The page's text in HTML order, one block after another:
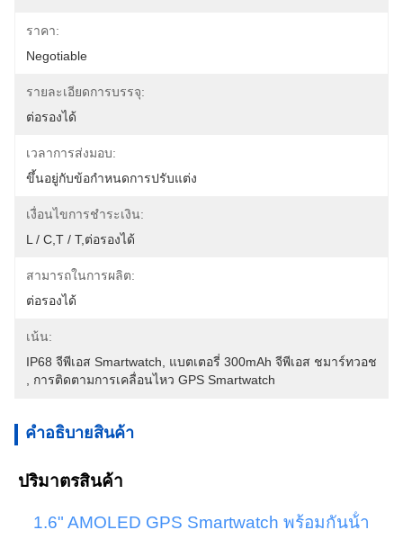
ราคา:
Negotiable
รายละเอียดการบรรจุ:
ต่อรองได้
เวลาการส่งมอบ:
ขึ้นอยู่กับข้อกำหนดการปรับแต่ง
เงื่อนไขการชำระเงิน:
L / C,T / T,ต่อรองได้
สามารถในการผลิต:
ต่อรองได้
เน้น:
IP68 จีพีเอส Smartwatch
แบตเตอรี่ 300mAh จีพีเอส ชมาร์ทวอช
การติดตามการเคลื่อนไหว GPS Smartwatch
คําอธิบายสินค้า
ปริมาตรสินค้า
1.6" AMOLED GPS Smartwatch พร้อมกันน้ํา